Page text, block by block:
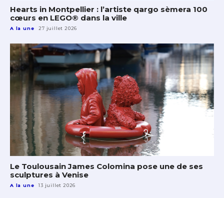
Hearts in Montpellier : l’artiste qargo sèmera 100
cœurs en LEGO® dans la ville
A la une 27 juillet 2026
Le Toulousain James Colomina pose une de ses
sculptures à Venise
A la une 13 juillet 2026